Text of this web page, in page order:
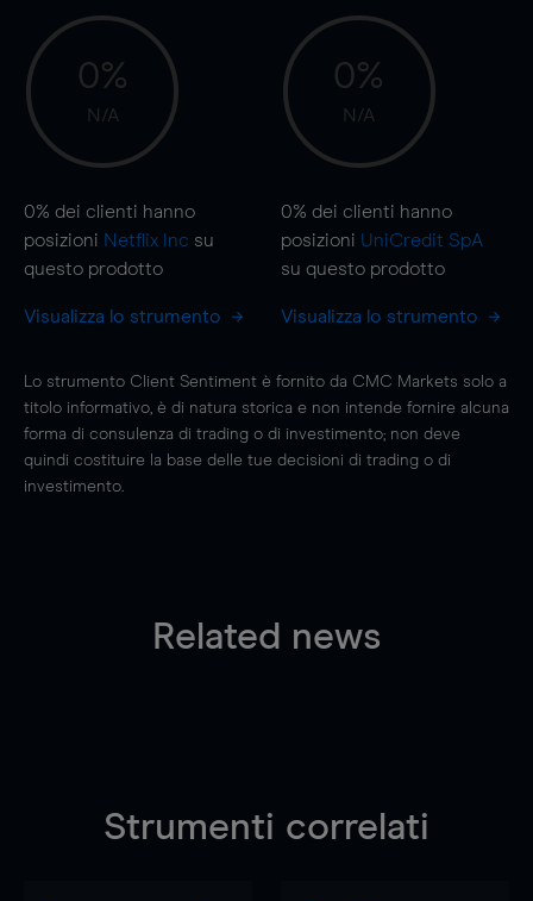
0%
N/A
0% dei clienti hanno
posizioni Netflix Inc su
questo prodotto
Visualizza lo strumento
0%
N/A
0% dei clienti hanno
posizioni UniCredit SpA
su questo prodotto
Visualizza lo strumento
Lo strumento Client Sentiment è fornito da CMC Markets solo a
titolo informativo, è di natura storica e non intende fornire alcuna
forma di consulenza di trading o di investimento; non deve
quindi costituire la base delle tue decisioni di trading o di
investimento.
Related news
Strumenti correlati